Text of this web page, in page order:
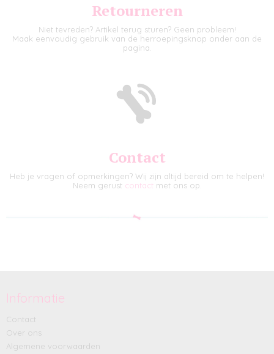
Retourneren
Niet tevreden? Artikel terug sturen? Geen probleem!
Maak eenvoudig gebruik van de herroepingsknop onder aan de
pagina.
Contact
Heb je vragen of opmerkingen? Wij zijn altijd bereid om te helpen!
Neem gerust contact met ons op.
Informatie
Contact
Over ons
Algemene voorwaarden